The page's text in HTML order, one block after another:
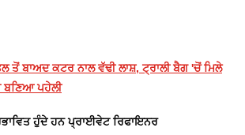
ਤੋਂ ਬਾਅਦ ਕਟਰ ਨਾਲ ਵੱਢੀ ਲਾਸ਼, ਟ੍ਰਾਲੀ ਬੈਗ 'ਚੋਂ ਮਿਲੇ
ਬਣਿਆ ਪਹੇਲੀ
ਹੁੰਦੇ ਹਨਪ੍ਰਾਈਵੇਟ ਰਿਫਾਇਨਰ